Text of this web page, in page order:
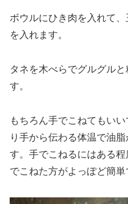
ボウルにひき肉を入れて
を入れます。
タネを木べらでグルグル
す。
もちろん手でこねてもい
り手から伝わる体温で油
す。手でこねるにはある
でこねた方がよっぽど簡単